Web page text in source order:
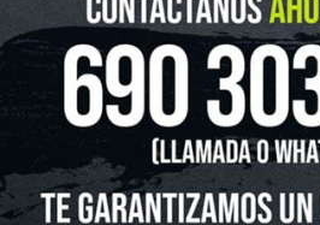
en Instagram